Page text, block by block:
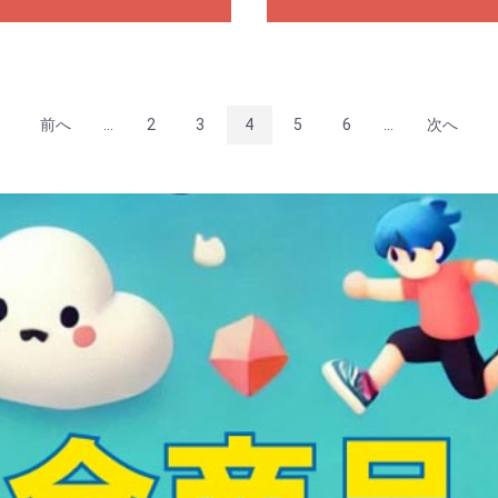
前へ ... 2 3 4 5 6 ... 次へ